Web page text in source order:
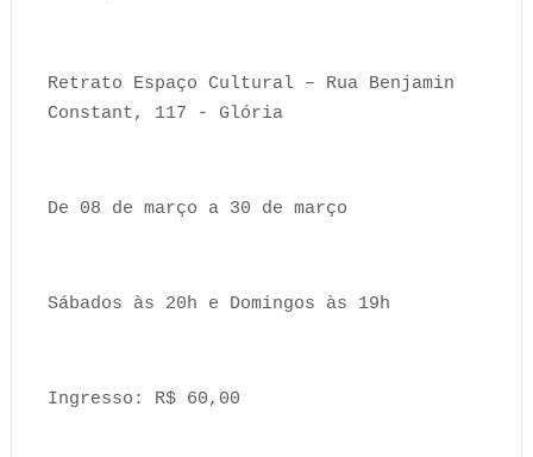
Retrato Espaço Cultural – Rua Benjamin
Constant, 117 - Glória
De 08 de março a 30 de março
Sábados às 20h e Domingos às 19h
Ingresso: R$ 60,00